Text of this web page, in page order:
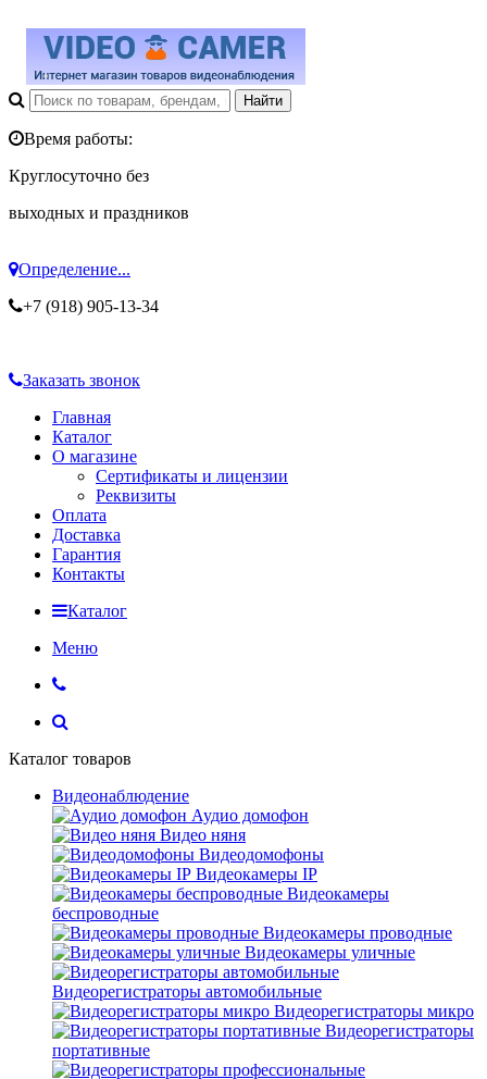
Время работы:
Круглосуточно без
выходных и праздников
Определение...
+7 (918) 905-13-34
Заказать звонок
Главная
Каталог
О магазине
Сертификаты и лицензии
Реквизиты
Оплата
Доставка
Гарантия
Контакты
Каталог
Меню
Каталог товаров
Видеонаблюдение
Аудио домофон
Видео няня
Видеодомофоны
Видеокамеры IP
Видеокамеры
беспроводные
Видеокамеры проводные
Видеокамеры уличные
Видеорегистраторы автомобильные
Видеорегистраторы микро
Видеорегистраторы
портативные